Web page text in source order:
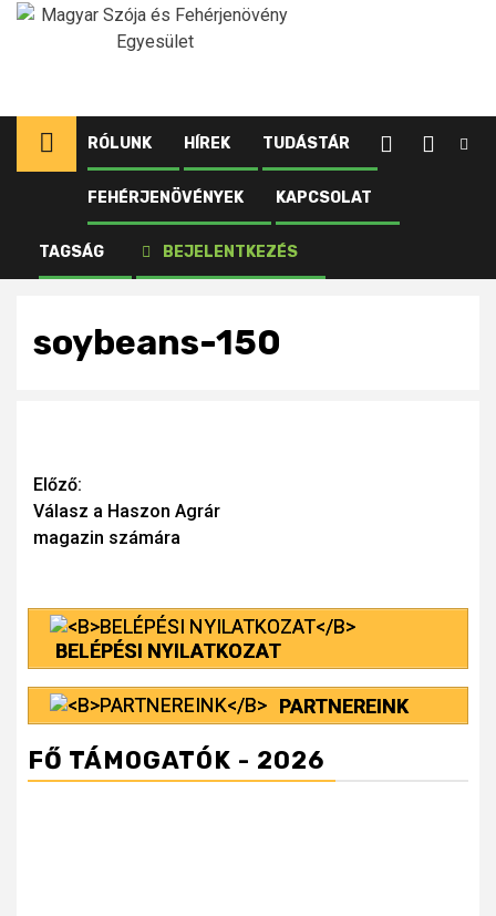
Ugrás
RÓLUNK HÍREK TUDÁSTÁR
FEHÉRJENÖVÉNYEK KAPCSOLAT
TAGSÁG BEJELENTKEZÉS
Kezdőlap
Újdonságok
soybeans-150
soybeans-150
Continue
Reading
Előző:
Válasz a Haszon Agrár
magazin számára
BELÉPÉSI NYILATKOZAT
PARTNEREINK
FŐ TÁMOGATÓK - 2026